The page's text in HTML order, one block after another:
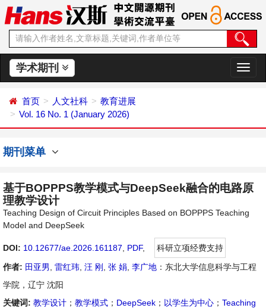
学术期刊
切
换
首页 人文社科
教育进展
Vol. 16 No. 1 (January 2026)
期刊菜单
基于BOPPPS教学模式与DeepSeek融合的电路原
理教学设计
Teaching Design of Circuit Principles Based on BOPPPS Teaching
Model and DeepSeek
DOI: 10.12677/ae.2026.161187 PDF,
科研立项经费支持
作者: 田亚男 雷红玮 汪 刚 张 娟 李广地 ：东北大学信息科学与工程
学院，辽宁 沈阳
关键词: 教学设计 ； 教学模式 ； DeepSeek ； 以学生为中心 ； Teaching